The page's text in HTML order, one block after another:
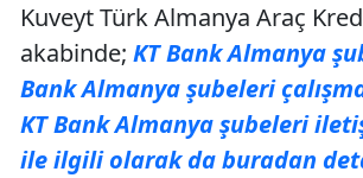
Kuveyt Türk Almanya Araç
akabinde; KT Bank Almanya
Bank Almanya şubeleri
KT Bank Almanya şubeleri
ile ilgili olarak da buradan